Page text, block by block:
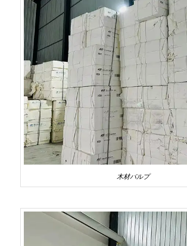
木材パルプ